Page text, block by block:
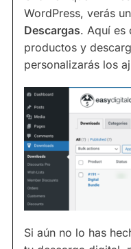
WordPress, verás
Descargas. Aquí es
productos y
personalizarás los
Si aún no lo has